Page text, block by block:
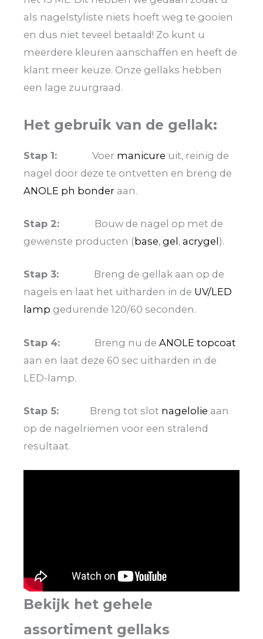
als nagelstyliste niets hoeft weg te gooien
en dus niet teveel betaald! Zo kunt u
meerdere kleuren aanschaffen en heeft de
klant meer keuze. Onze gellaks hebben
een lage zuurgraad.
Het gebruik van de gellak:
Stap 1: Voer manicure uit, reinig de
nagel door deze te ontvetten en breng de
ANOLE ph bonder aan.
Stap 2: Bouw de nagel op met de
gewenste producten (base, gel , acrygel ).
Stap 3: Breng de gellak aan op de
nagels en laat het uitharden in de UV/LED
lamp gedurende 120/60 seconden.
Stap 4: Breng nu de ANOLE topcoat
aan en laat deze 60 sec uitharden in de
LED-lamp.
Stap 5: Breng tot slot nagelolie aan
op de nagelriemen voor een stralend
resultaat.
Bekijk het gehele
assortiment gellaks